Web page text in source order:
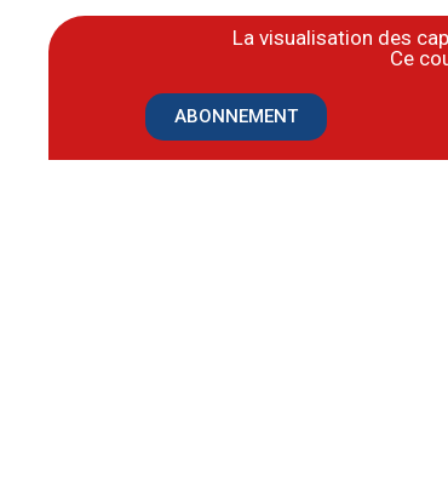
La visualisation des
​Ce
ABONNEMENT